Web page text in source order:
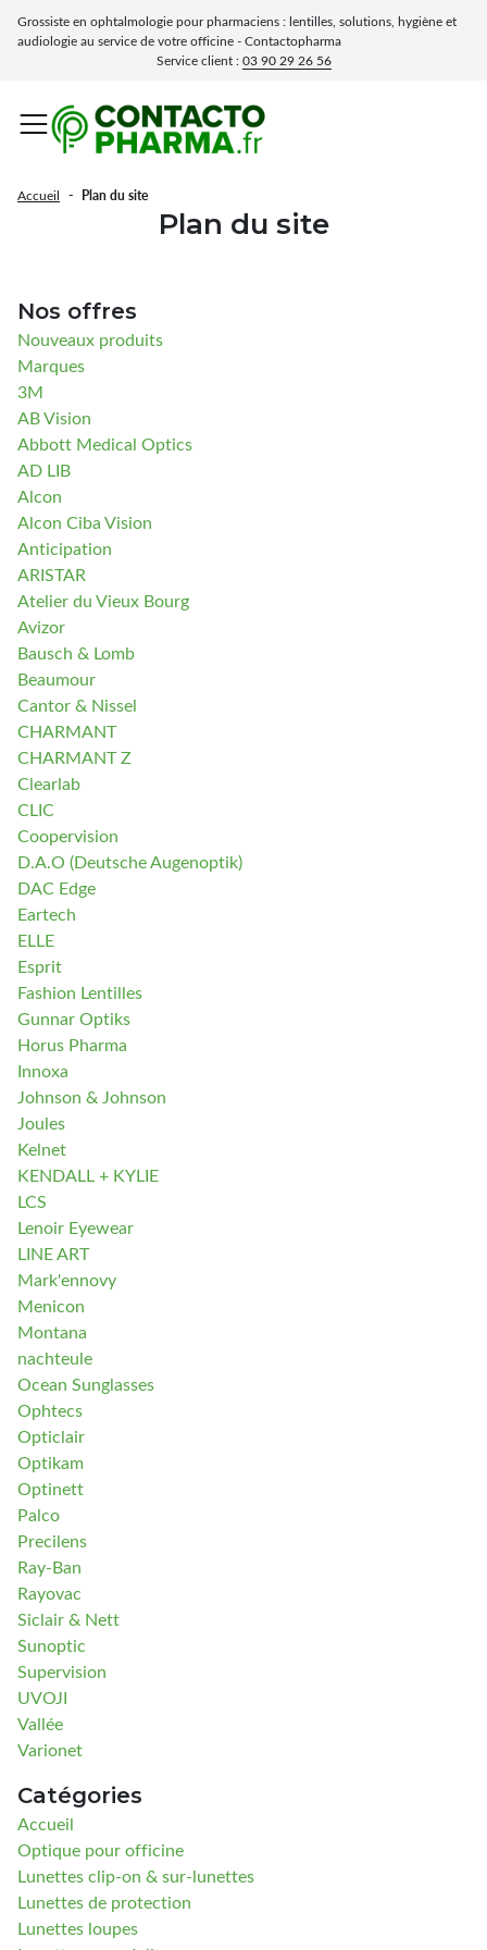
Grossiste en ophtalmologie pour pharmaciens : lentilles, solutions, hygiène et
audiologie au service de votre officine - Contactopharma
Service client :03 90 29 26 56
Menu
Lunettes clip-on & sur-lunettes
Lunettes pour éclipses
Lunettes de soleil
Fermer le sous-menu
lentilles
Confort & hydratation
Solutions pour lentilles multifonction
Solution pour lentilles rigide
Solution pour lentilles souples
Solution saline
Déprotéinisation lentilles
Solutions de rinçage
Fermer le sous-menu
Hygiène
Etuis à lunettes
Cuir
Cordons & Chaînes
Lingettes microfibres
Lingettes nettoyantes
Spray désinfectant lunettes
Désinfection UV/UVC (LED,
rayonnement)
Fermer le sous-menu
accessoires
Présentoirs & accessoires
Piles auditives
Accueil Plan du site
Plan du site
Nos offres
Nouveaux produits
Marques
3M
AB Vision
Abbott Medical Optics
AD LIB
Alcon
Alcon Ciba Vision
Anticipation
ARISTAR
Atelier du Vieux Bourg
Avizor
Bausch & Lomb
Beaumour
Cantor & Nissel
CHARMANT
CHARMANT Z
Clearlab
CLIC
Coopervision
D.A.O (Deutsche Augenoptik)
DAC Edge
Eartech
ELLE
Esprit
Fashion Lentilles
Gunnar Optiks
Horus Pharma
Innoxa
Johnson & Johnson
Joules
Kelnet
KENDALL + KYLIE
LCS
Lenoir Eyewear
LINE ART
Mark'ennovy
Menicon
Montana
nachteule
Ocean Sunglasses
Ophtecs
Opticlair
Optikam
Optinett
Palco
Precilens
Ray-Ban
Rayovac
Siclair & Nett
Sunoptic
Supervision
UVOJI
Vallée
Varionet
Catégories
Accueil
Optique pour officine
Lunettes clip-on & sur-lunettes
Lunettes de protection
Lunettes loupes